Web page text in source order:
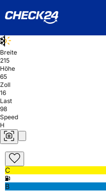
Breite
215
Höhe
65
Zoll
16
Last
98
Speed
H
C
B